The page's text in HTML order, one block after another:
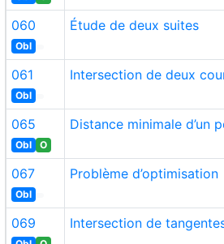
060
Obl
Étude de deux suites
061
Obl
Intersection de deux
065
Obl O
Distance minimale d’un
067
Obl
Problème d’optimisation
069 Intersection de